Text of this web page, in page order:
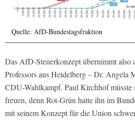
Quelle: AfD-Bundestagsfraktion
Das AfD-Steuerkonzept übernimmt also
Professors aus Heidelberg – Dr. Angela
CDU-Wahlkampf. Paul Kirchhof müsste
freuen, denn Rot-Grün hatte ihn im
mit seinem Konzept für die Union